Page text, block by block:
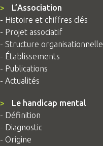
>
L’Association
- Histoire et chiffres clés
- Projet associatif
- Structure organisationnelle
- Établissements
- Publications
- Actualités
>
Le handicap mental
- Définition
- Diagnostic
- Origine